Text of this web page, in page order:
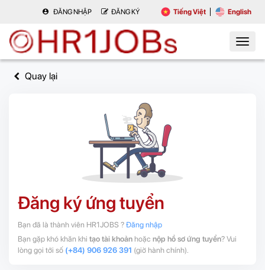
ĐĂNG NHẬP ĐĂNG KÝ Tiếng Việt English
Quay lại
Đăng ký ứng tuyển
Bạn đã là thành viên HR1JOBS ? Đăng nhập
Bạn gặp khó khăn khi tạo tài khoản hoặc nộp hồ sơ ứng tuyển? Vui
lòng gọi tới số (+84) 906 926 391 (giờ hành chính).